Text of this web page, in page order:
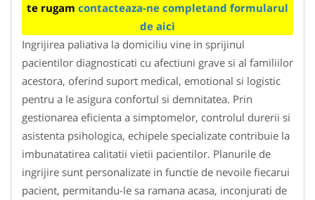
te rugam contacteaza-ne completand formularul
de aici
Ingrijirea paliativa la domiciliu vine in sprijinul
pacientilor diagnosticati cu afectiuni grave si al familiilor
acestora, oferind suport medical, emotional si logistic
pentru a le asigura confortul si demnitatea. Prin
gestionarea eficienta a simptomelor, controlul durerii si
asistenta psihologica, echipele specializate contribuie la
imbunatatirea calitatii vietii pacientilor. Planurile de
ingrijire sunt personalizate in functie de nevoile fiecarui
pacient, permitandu-le sa ramana acasa, inconjurati de